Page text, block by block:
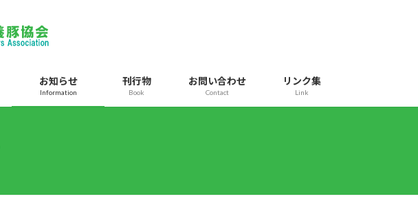
お知らせ
Information
刊行物
Book
お問い合わせ
Contact
リンク集
Link